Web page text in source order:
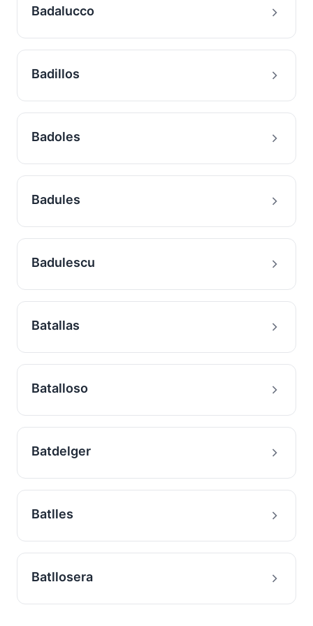
Badalucco
Badillos
Badoles
Badules
Badulescu
Batallas
Batalloso
Batdelger
Batlles
Batllosera